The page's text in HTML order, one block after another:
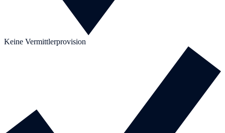
Keine Vermittlerprovision